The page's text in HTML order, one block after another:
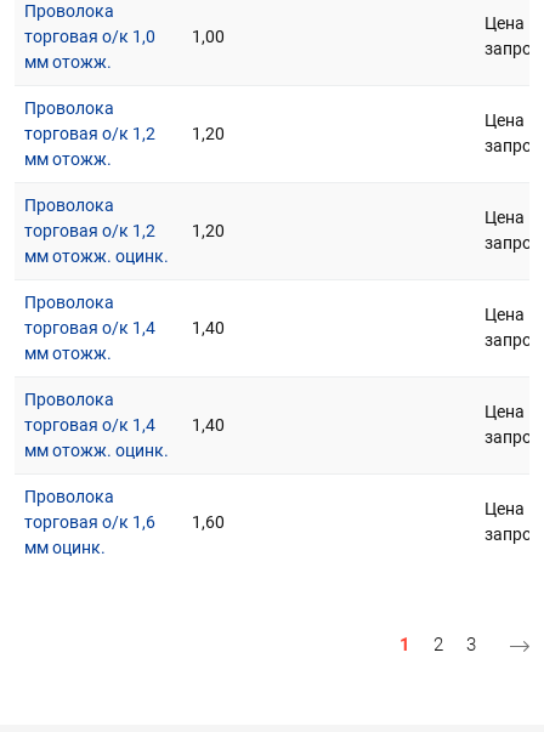
Проволока
торговая о/к 1,0
мм отожж.
1,00
Цена
Проволока
торговая о/к 1,2
мм отожж.
1,20
Цена
Проволока
торговая о/к 1,2
мм отожж. оцинк.
1,20
Цена
Проволока
торговая о/к 1,4
мм отожж.
1,40
Цена
Проволока
торговая о/к 1,4
мм отожж. оцинк.
1,40
Цена
Проволока
торговая о/к 1,6
мм оцинк.
1,60
Цена
Текущая
1 Страница
2 Страница
3